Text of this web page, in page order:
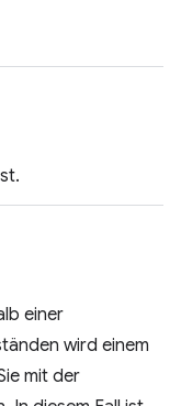
einer
wird einem
mit der